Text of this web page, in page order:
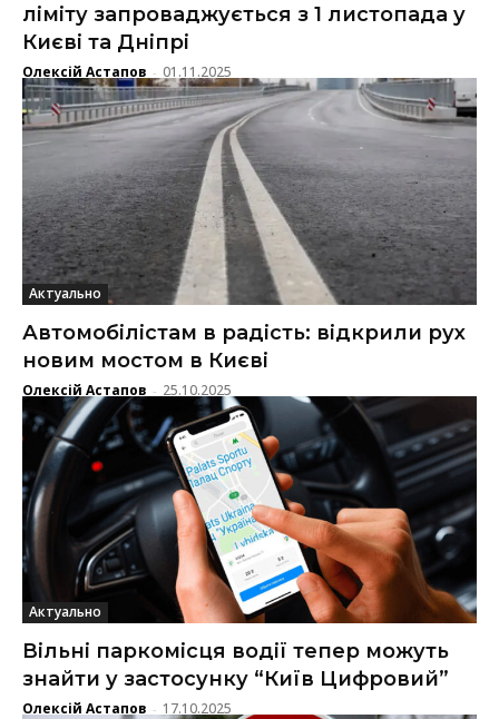
ліміту запроваджується з 1 листопада у
Києві та Дніпрі
Олексій Астапов - 01.11.2025
Актуально
Автомобілістам в радість: відкрили рух
новим мостом в Києві
Олексій Астапов - 25.10.2025
Актуально
Вільні паркомісця водії тепер можуть
знайти у застосунку “Київ Цифровий”
Олексій Астапов - 17.10.2025